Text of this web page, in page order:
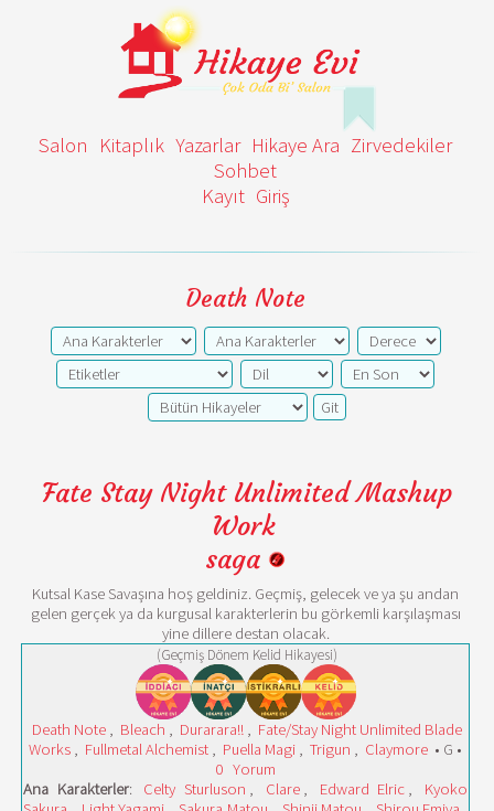
Salon Kitaplık Yazarlar Hikaye Ara Zirvedekiler
Sohbet
Kayıt Giriş
Death Note
Fate Stay Night Unlimited Mashup
Work
saga
Kutsal Kase Savaşına hoş geldiniz. Geçmiş, gelecek ve ya şu andan
gelen gerçek ya da kurgusal karakterlerin bu görkemli karşılaşması
yine dillere destan olacak.
(Geçmiş Dönem Kelid Hikayesi)
Death Note , Bleach , Durarara!! , Fate/Stay Night Unlimited Blade
Works , Fullmetal Alchemist , Puella Magi , Trigun , Claymore • G •
0 Yorum
Ana Karakterler: Celty Sturluson , Clare , Edward Elric ,
Kyoko